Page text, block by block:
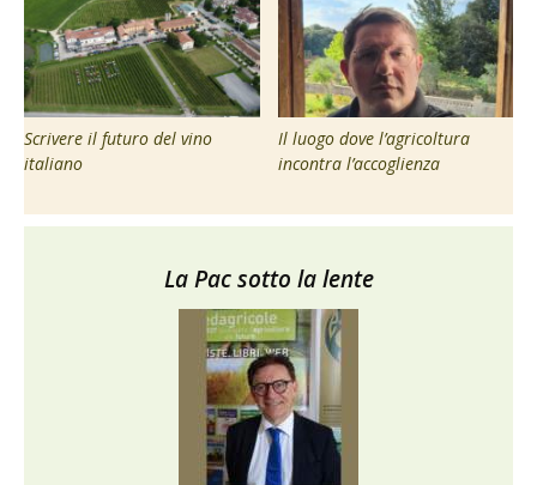
Scrivere il futuro del vino
italiano
Il luogo dove l’agricoltura
incontra l’accoglienza
La Pac sotto la lente